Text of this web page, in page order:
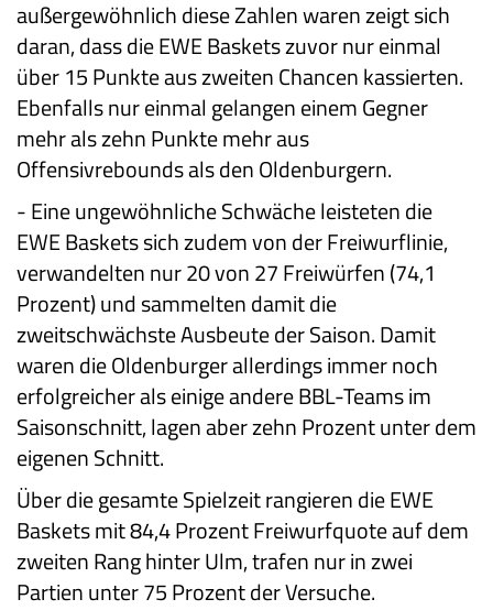
außergewöhnlich diese Zahlen waren zeigt sich
daran, dass die EWE Baskets zuvor nur einmal
über 15 Punkte aus zweiten Chancen kassierten.
Ebenfalls nur einmal gelangen einem Gegner
mehr als zehn Punkte mehr aus
Offensivrebounds als den Oldenburgern.
-Eine ungewöhnliche Schwäche leisteten die
EWE Baskets sich zudem von der Freiwurflinie,
verwandelten nur 20 von 27 Freiwürfen (74,1
Prozent) und sammelten damit die
zweitschwächste Ausbeute der Saison. Damit
waren die Oldenburger allerdings immer noch
erfolgreicher als einige andere BBL-Teams im
Saisonschnitt, lagen aber zehn Prozent unter dem
eigenen Schnitt.
Über die gesamte Spielzeit rangieren die EWE
Baskets mit 84,4 Prozent Freiwurfquote auf dem
zweiten Rang hinter Ulm, trafen nur in zwei
Partien unter 75 Prozent der Versuche.